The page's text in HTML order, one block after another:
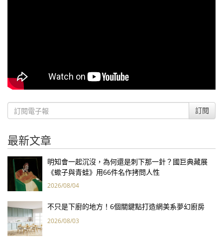
訂閱
最新文章
明知會一起沉沒，為何還是刺下那一針？國巨典藏展
《蠍子與青蛙》用66件名作拷問人性
2026/08/04
不只是下廚的地方！6個關鍵點打造網美系夢幻廚房
2026/08/03